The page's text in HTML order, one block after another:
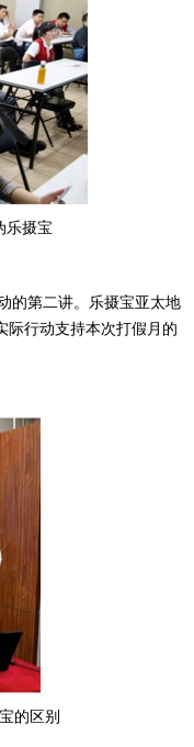
乐摄宝
的第二讲。乐摄宝亚太地
际行动支持本次打假月的
的区别